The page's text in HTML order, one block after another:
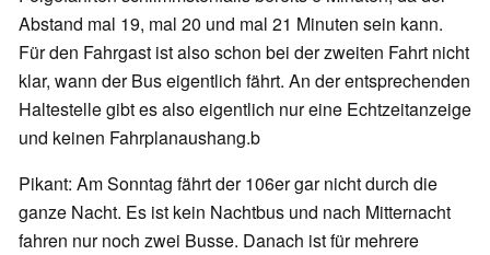
Abstand mal 19, mal 20 und mal 21 Minuten sein kann.
Für den Fahrgast ist also schon bei der zweiten Fahrt nicht
klar, wann der Bus eigentlich fährt. An der entsprechenden
Haltestelle gibt es also eigentlich nur eine Echtzeitanzeige
und keinen Fahrplanaushang.b
Pikant: Am Sonntag fährt der 106er gar nicht durch die
ganze Nacht. Es ist kein Nachtbus und nach Mitternacht
fahren nur noch zwei Busse. Danach ist für mehrere